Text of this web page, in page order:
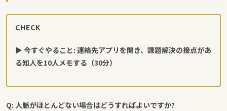
CHECK
▶ 今すぐやること: 連絡先アプリを開き、課題解決の接点があ
る知人を10人メモする（30分）
Q: 人脈がほとんどない場合はどうすればよいですか?